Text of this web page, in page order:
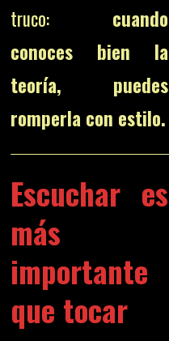
truco: cuando
conoces bien la
teoría, puedes
romperla con estilo.
Escuchar es
más
importante
que tocar